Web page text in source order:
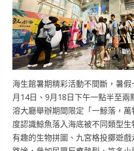
海生館暑期精彩活動不間斷，暑
月14日、9月18日下午一點半至兩
溶大廳舉辦期間限定「一鯨落，
度認識鯨魚落入海底被不同類型
有趣的生物拼圖、九宮格投擲遊